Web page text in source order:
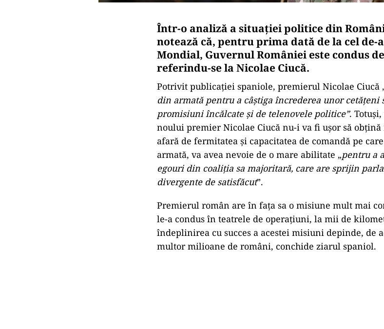
Într-o analiză a situației politice din
notează că, pentru prima dată de la cel de-
Mondial, Guvernul României este condus
referindu-se la Nicolae Ciucă.
Potrivit publicației spaniole, premierul Nicolae Ciucă
din armată pentru a câștiga încrederea unor cetățeni
promisiuni încălcate și de telenovele politice”.
noului premier Nicolae Ciucă nu-i va fi ușor să obțină
afară de fermitatea și capacitatea de comandă pe
armată, va avea nevoie de o mare abilitate „pentru a
egouri din coaliția sa majoritară, care are sprijin
divergente de satisfăcut”.
Premierul român are în fața sa o misiune mult mai
le-a condus în teatrele de operațiuni, la mii de
îndeplinirea cu succes a acestei misiuni depinde, de
multor milioane de români, conchide ziarul spaniol.